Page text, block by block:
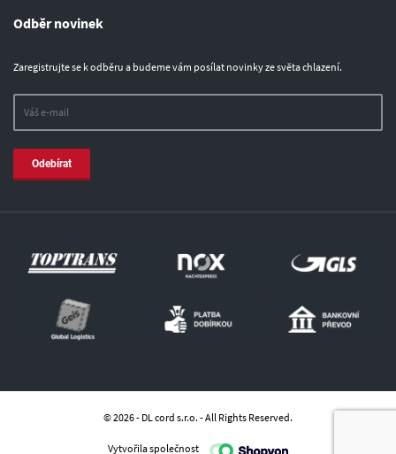
Odběr novinek
Zaregistrujte se k odběru a budeme vám posílat novinky ze světa chlazení.
Odebírat
© 2026 - DL cord s.r.o. - All Rights Reserved.
Vytvořila společnost